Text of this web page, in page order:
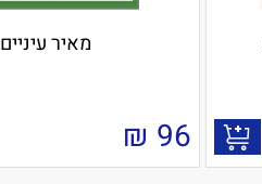
מאיר עיניים
96
₪